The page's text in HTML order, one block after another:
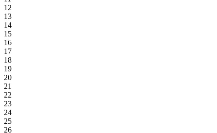
12
13
14
15
16
17
18
19
20
21
22
23
24
25
26